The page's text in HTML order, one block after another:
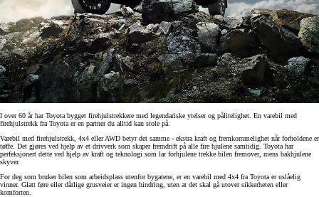
I over 60 år har Toyota bygget firehjulstrekkere med legendariske ytelser og pålitelighet. En varebil med
firehjulstrekk fra Toyota er en partner du alltid kan stole på.
Varebil med firehjulstrekk, 4x4 eller AWD betyr det samme - ekstra kraft og fremkommelighet når forholdene er
tøffe. Det gjøres ved hjelp av et drivverk som skaper fremdrift på alle fire hjulene samtidig. Toyota har
perfeksjonert dette ved hjelp av kraft og teknologi som lar forhjulene trekke bilen fremover, mens bakhjulene
skyver.
For deg som bruker bilen som arbeidsplass utenfor bygatene, er en varebil med 4x4 fra Toyota er uslåelig
vinner. Glatt føre eller dårlige grusveier er ingen hindring, uten at det skal gå utover sikkerheten eller
komforten.